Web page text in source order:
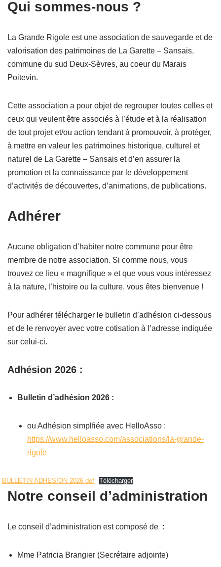
Qui sommes-nous ?
La Grande Rigole est une association de sauvegarde et de
valorisation des patrimoines de La Garette – Sansais,
commune du sud Deux-Sèvres, au coeur du Marais
Poitevin.
Cette association a pour objet de regrouper toutes celles et
ceux qui veulent être associés à l’étude et à la réalisation
de tout projet et/ou action tendant à promouvoir, à protéger,
à mettre en valeur les patrimoines historique, culturel et
naturel de La Garette – Sansais et d’en assurer la
promotion et la connaissance par le développement
d’activités de découvertes, d’animations, de publications.
Adhérer
Aucune obligation d’habiter notre commune pour être
membre de notre association. Si comme nous, vous
trouvez ce lieu « magnifique » et que vous vous intéressez
à la nature, l’histoire ou la culture, vous êtes bienvenue !
Pour adhérer télécharger le bulletin d’adhésion ci-dessous
et de le renvoyer avec votre cotisation à l’adresse indiquée
sur celui-ci.
Adhésion 2026 :
Bulletin d’adhésion 2026 :
ou Adhésion simplfiée avec HelloAsso :
https://www.helloasso.com/associations/la-grande-
rigole
BULLETIN ADHESION 2026 def Télécharger
Notre conseil d’administration
Le conseil d’administration est composé de :
Mme Patricia Brangier (Secrétaire adjointe)